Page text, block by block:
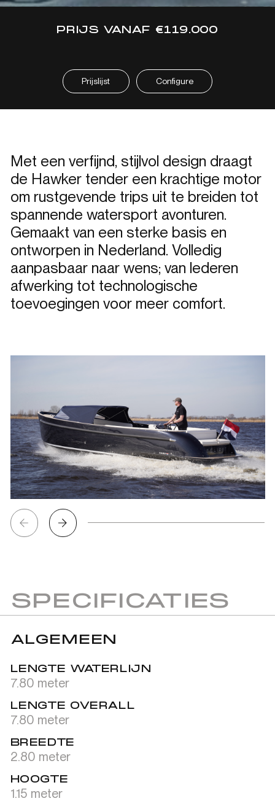
PRIJS VANAF €119.000
Prijslijst Configure
Met een verfijnd, stijlvol design draagt ​​
de Hawker tender een krachtige motor
om rustgevende trips uit te breiden tot
spannende watersport avonturen.
Gemaakt van een sterke basis en
ontworpen in Nederland. Volledig
aanpasbaar naar wens; van lederen
afwerking tot technologische
toevoegingen voor meer comfort.
SPECIFICATIES
ALGEMEEN
LENGTE WATERLIJN
7.80 meter
LENGTE OVERALL
7.80 meter
BREEDTE
2.80 meter
HOOGTE
1.15 meter